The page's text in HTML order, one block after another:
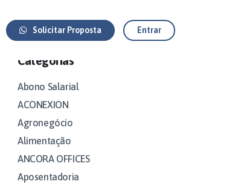
Solicitar Proposta Entrar
Categorias
Abono Salarial
ACONEXION
Agronegócio
Alimentação
ANCORA OFFICES
Aposentadoria